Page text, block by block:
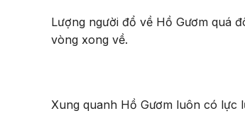
Lượng người đổ về Hồ Gươm quá
vòng xong về.
Xung quanh Hồ Gươm luôn có lực